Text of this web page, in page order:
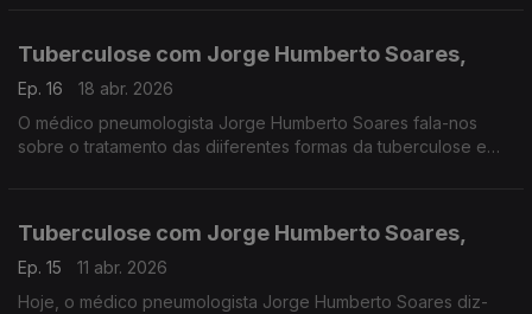
Tuberculose com Jorge Humberto Soares,
Ep. 16
18 abr. 2026
O médico pneumologista Jorge Humberto Soares fala-nos
sobre o tratamento das diiferentes formas da tuberculose e
Tuberculose com Jorge Humberto Soares,
Ep. 15
11 abr. 2026
Hoje, o médico pneumologista Jorge Humberto Soares diz-